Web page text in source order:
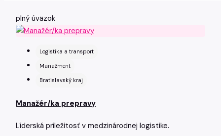
plný úväzok
Logistika a transport
Manažment
Bratislavský kraj
Manažér/ka prepravy
Líderská príležitosť v medzinárodnej logistike.